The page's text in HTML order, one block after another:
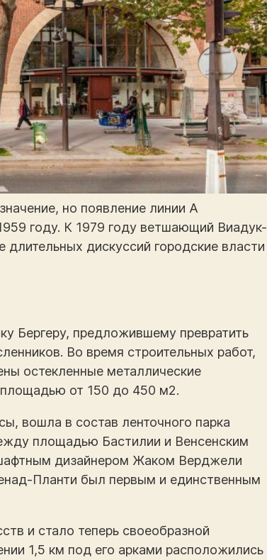
но появление линии А
году. К 1979 году ветшающий Виадук-
дискуссий городские власти
Бергеру, предложившему превратить
Во время строительных работ,
остекленные металлические
площадью от 150 до 450 м2.
вошла в состав ленточного парка
площадью Бастилии и Венсенским
дизайнером Жаком Верджели
Планти был первым и единственным
и стало теперь своеобразной
1,5 км под его арками расположились